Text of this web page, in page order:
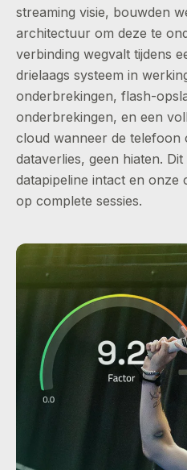
streaming visie, bouwden
architectuur om deze te
verbinding wegvalt tijdens
drielaags systeem in
onderbrekingen, flash-
onderbrekingen, en een
cloud wanneer de telefoon
dataverlies, geen hiaten.
datapipeline intact en onze
op complete sessies.